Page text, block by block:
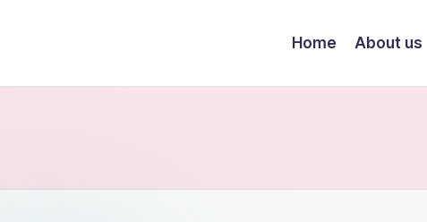
Home About us